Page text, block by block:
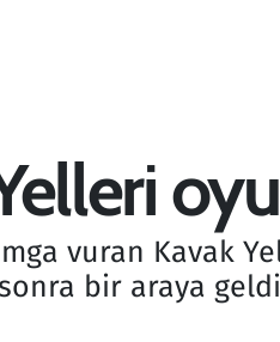
vuran Kavak
sonra bir araya